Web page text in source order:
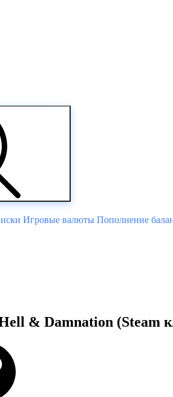
Игровые валюты Пополнение
& Damnation (Steam